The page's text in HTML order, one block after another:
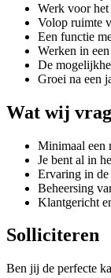
Werk voor het
Volop ruimte
Een functie
Werken in
De
Groei na een
Wat wij
Minimaal een
Je bent al in
Ervaring in de
Beheersing
Klantgericht
Solliciteren
Ben jij de perfecte